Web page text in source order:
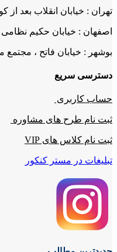
تهران : خیابان انقلاب بعد از کوی 33 مجتمع
اصفهان : خیابان حکیم
بوشهر : خیابان فاتح ، مجتمع
دسترسی سریع
حساب کاربری
ثبت نام طرح های مشاوره
ثبت نام کلاس های VIP
تبلیغات در مستر کنکور